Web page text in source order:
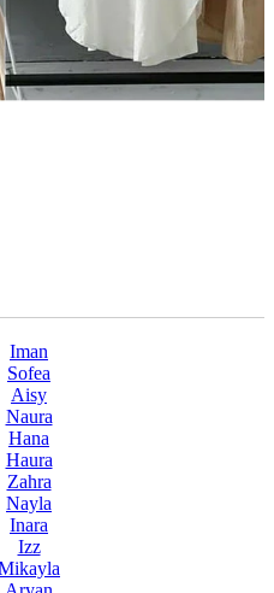
Iman
Sofea
Aisy
Naura
Hana
Haura
Zahra
Nayla
Inara
Izz